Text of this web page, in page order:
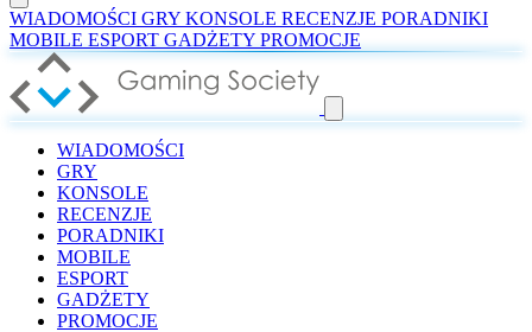
WIADOMOŚCI GRY KONSOLE RECENZJE PORADNIKI
MOBILE ESPORT GADŻETY PROMOCJE
WIADOMOŚCI
GRY
KONSOLE
RECENZJE
PORADNIKI
MOBILE
ESPORT
GADŻETY
PROMOCJE